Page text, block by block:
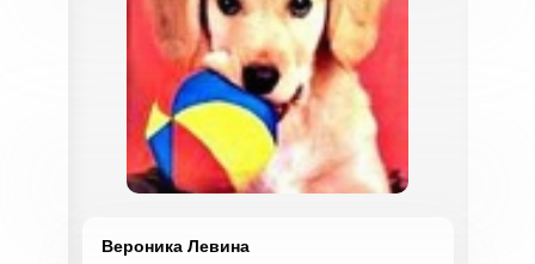
Вероника Левина